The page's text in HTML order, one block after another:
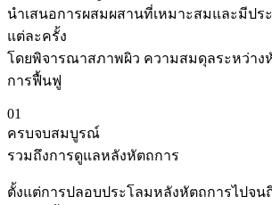
นำเสนอการผสมผสานที่เหมาะสมและมีป
แต่ละครั้ง
โดยพิจารณาสภาพผิว ความสมดุลระหว่าง
การฟื้นฟู
01
ครบจบสมบูรณ์
รวมถึงการดูแลหลังหัตถการ
ตั้งแต่การปลอบประโลมหลังหัตถการไปจน